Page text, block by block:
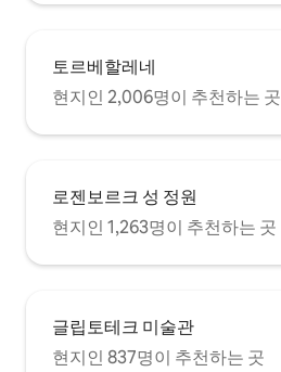
토르베할레네
현지인 2,006명이 추천하는 곳
로젠보르크 성 정원
현지인 1,263명이 추천하는 곳
글립토테크 미술관
현지인 837명이 추천하는 곳